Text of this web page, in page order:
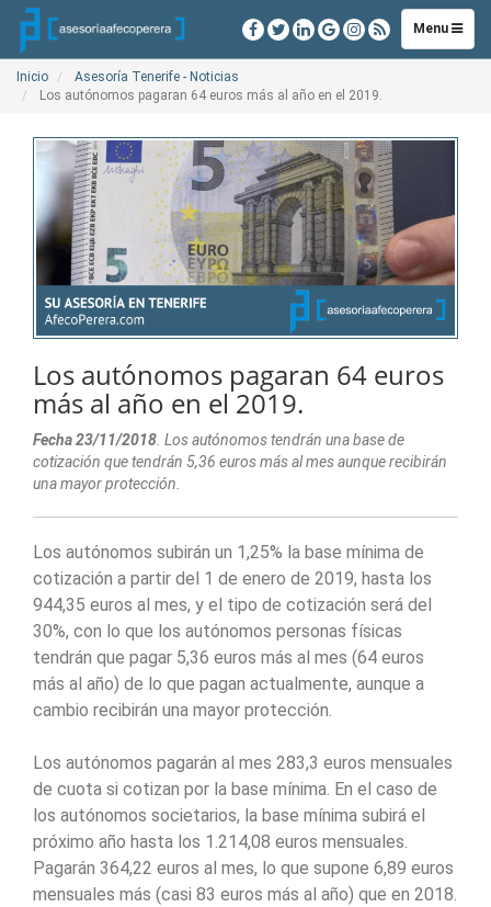
Toggle
navigation
Menu
Inicio
Asesoría Tenerife - Noticias
Los autónomos pagaran 64 euros más al año en el 2019.
Los autónomos pagaran 64 euros
más al año en el 2019.
Fecha 23/11/2018. Los autónomos tendrán una base de
cotización que tendrán 5,36 euros más al mes aunque recibirán
una mayor protección.
Los autónomos subirán un 1,25% la base mínima de
cotización a partir del 1 de enero de 2019, hasta los
944,35 euros al mes, y el tipo de cotización será del
30%, con lo que los autónomos personas físicas
tendrán que pagar 5,36 euros más al mes (64 euros
más al año) de lo que pagan actualmente, aunque a
cambio recibirán una mayor protección.
Los autónomos pagarán al mes 283,3 euros mensuales
de cuota si cotizan por la base mínima. En el caso de
los autónomos societarios, la base mínima subirá el
próximo año hasta los 1.214,08 euros mensuales.
Pagarán 364,22 euros al mes, lo que supone 6,89 euros
mensuales más (casi 83 euros más al año) que en 2018.